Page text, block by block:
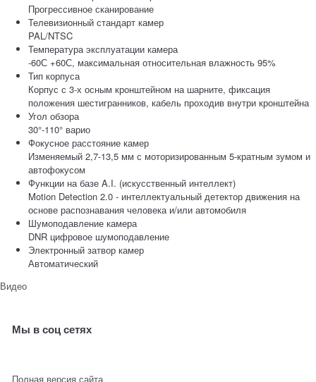
Прогрессивное сканирование
Телевизионный стандарт камер
PAL/NTSC
Температура эксплуатации камера
-60С +60С, максимальная относительная влажность 95%
Тип корпуса
Корпус с 3-х осным кронштейном на шарните, фиксация
положения шестигранников, кабель проходив внутри кронштейна
Угол обзора
30°-110° варио
Фокусное расстояние камер
Изменяемый 2,7-13,5 мм с моторизированным 5-кратным зумом и
автофокусом
Функции на базе A.I. (искусственный интеллект)
Motion Detection 2.0 - интеллектуальный детектор движения на
основе распознавания человека и/или автомобиля
Шумоподавление камера
DNR цифровое шумоподавление
Электронный затвор камер
Автоматический
Видео
Мы в соц сетях
Полная версия сайта